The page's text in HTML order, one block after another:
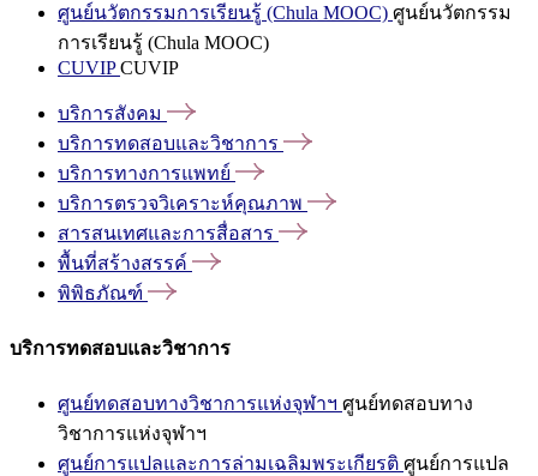
ศูนย์นวัตกรรมการเรียนรู้ (Chula MOOC) ศูนย์นวัตกรรม
การเรียนรู้ (Chula MOOC)
CUVIPCUVIP
บริการสังคม
บริการทดสอบและวิชาการ
บริการทางการแพทย์
บริการตรวจวิเคราะห์คุณภาพ
สารสนเทศและการสื่อสาร
พื้นที่สร้างสรรค์
พิพิธภัณฑ์
บริการทดสอบและวิชาการ
ศูนย์ทดสอบทางวิชาการแห่งจุฬาฯ ศูนย์ทดสอบทาง
วิชาการแห่งจุฬาฯ
ศูนย์การแปลและการล่ามเฉลิมพระเกียรติ ศูนย์การแปล